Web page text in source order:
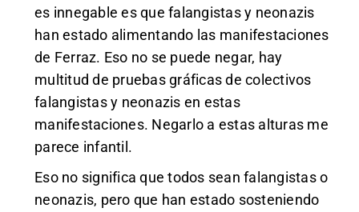
es innegable es que falangistas y neonazis
han estado alimentando las manifestaciones
de Ferraz. Eso no se puede negar, hay
multitud de pruebas gráficas de colectivos
falangistas y neonazis en estas
manifestaciones. Negarlo a estas alturas me
parece infantil.
Eso no significa que todos sean falangistas o
neonazis, pero que han estado sosteniendo